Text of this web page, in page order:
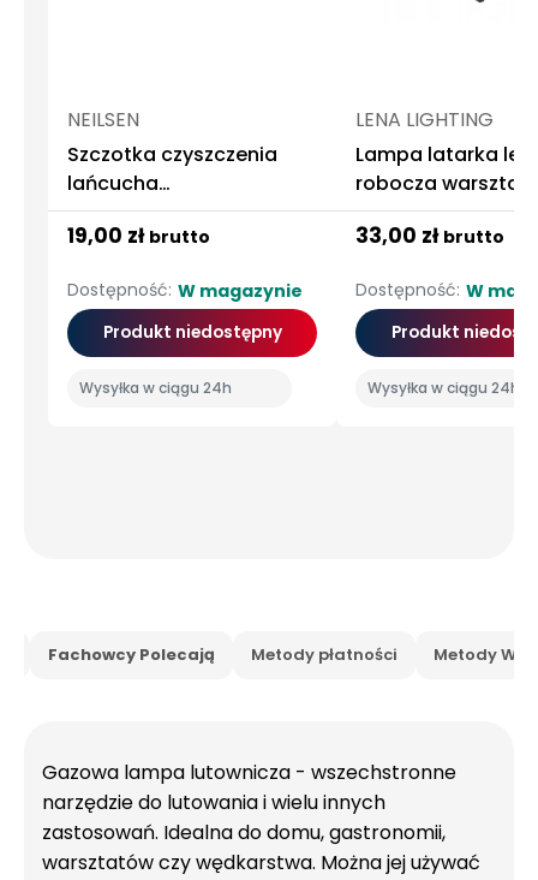
NEILSEN
Szczotka czyszczenia
lańcucha
motocyklowego
19,00 zł brutto
Dostępność: W magazynie
Produkt niedostępny
Wysyłka w ciągu 24h
LENA LIGHTING
Lampa latarka led
robocza
lena lighting 3x
33,00 zł brutto
Dostępność: W
Produkt
Wysyłka w ciągu 24h
Fachowcy Polecają Metody płatności Metody
Gazowa lampa lutownicza - wszechstronne
narzędzie do lutowania i wielu innych
zastosowań. Idealna do domu, gastronomii,
warsztatów czy wędkarstwa. Można jej używać